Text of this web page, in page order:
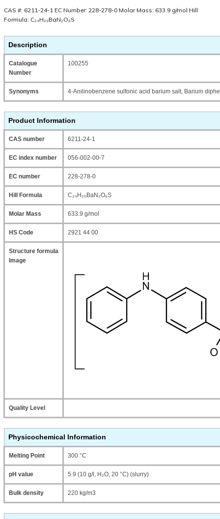
CAS #: 6211-24-1 EC Number: 228-278-0 Molar Mass: 633.9 g/mol Hill
Formula: C₂₄H₂₀BaN₂O₆S
Description
Catalogue
Number
100255
Synonyms 4-Anilinobenzene sulfonic acid barium salt, Barium
Product Information
CAS number 6211-24-1
EC index number 056-002-00-7
EC number 228-278-0
Hill Formula C₂₄H₂₀BaN₂O₆S
Molar Mass 633.9 g/mol
HS Code 2921 44 00
Structure formula
Image
Quality Level
Physicochemical Information
Melting Point 300 °C
pH value 5.9 (10 g/l, H₂O, 20 °C) (slurry)
Bulk density 220 kg/m3